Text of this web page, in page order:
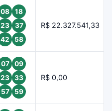
08
18
23
37
42
58
R$ 22.327.541,33
07
09
23
33
57
59
R$ 0,00